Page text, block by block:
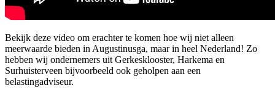
Bekijk deze video om erachter te komen hoe wij niet alleen
meerwaarde bieden in Augustinusga, maar in heel Nederland! Zo
hebben wij ondernemers uit Gerkesklooster, Harkema en
Surhuisterveen bijvoorbeeld ook geholpen aan een
belastingadviseur.